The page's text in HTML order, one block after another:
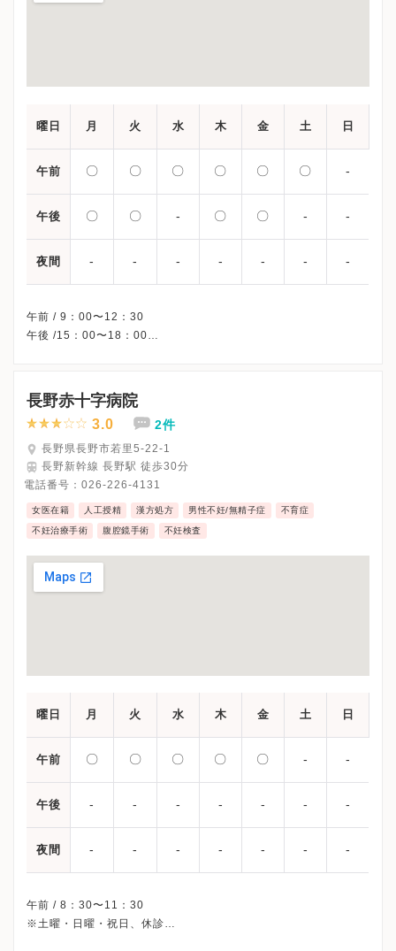
曜日 月 火 水 木 金 土 日
午前 〇 〇 〇 〇 〇 〇 -
午後 〇 〇 - 〇 〇 - -
夜間 - - - - - - -
午前 / 9：00〜12：30
午後 /15：00〜18：00
※詳細はクリニックHPを確認、または直接お問い合わせくださ
長野赤十字病院
3.0 2件
長野県長野市若里5-22-1
長野新幹線 長野駅 徒歩30分
電話番号： 026-226-4131
女医在籍 人工授精 漢方処方 男性不妊/無精子症 不育症
不妊治療手術 腹腔鏡手術 不妊検査
曜日 月 火 水 木 金 土 日
午前 〇 〇 〇 〇 〇 - -
午後 - - - - - - -
夜間 - - - - - - -
午前 / 8：30〜11：30
※土曜・日曜・祝日、休診